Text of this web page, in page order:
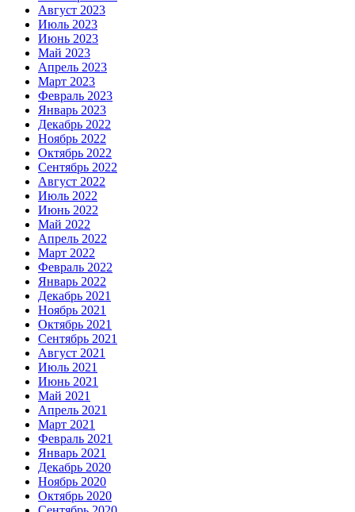
Август 2023
Июль 2023
Июнь 2023
Май 2023
Апрель 2023
Март 2023
Февраль 2023
Январь 2023
Декабрь 2022
Ноябрь 2022
Октябрь 2022
Сентябрь 2022
Август 2022
Июль 2022
Июнь 2022
Май 2022
Апрель 2022
Март 2022
Февраль 2022
Январь 2022
Декабрь 2021
Ноябрь 2021
Октябрь 2021
Сентябрь 2021
Август 2021
Июль 2021
Июнь 2021
Май 2021
Апрель 2021
Март 2021
Февраль 2021
Январь 2021
Декабрь 2020
Ноябрь 2020
Октябрь 2020